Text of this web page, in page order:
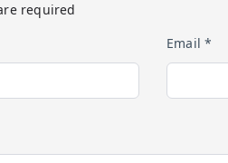
required
Email *